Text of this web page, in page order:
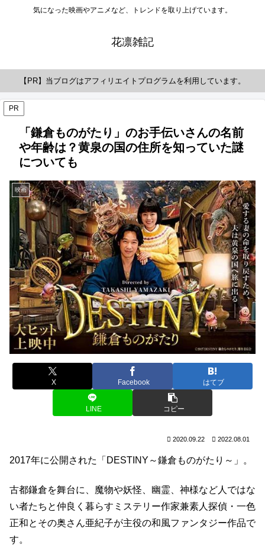
気になった映画やアニメなど、トレンドを取り上げています。
花凛雑記
【PR】当ブログはアフィリエイトプログラムを利用しています。
PR
「鎌倉ものがたり」のお手伝いさんの名前
や年齢は？黄泉の国の住所を知っていた謎
についても
映画
X Facebook はてブ
LINE コピー
2020.09.22 2022.08.01
2017年に公開された「DESTINY～鎌倉ものがたり～」。
古都鎌倉を舞台に、魔物や妖怪、幽霊、神様など人ではな
い者たちと仲良く暮らすミステリー作家兼素人探偵・一色
正和とその奥さん亜紀子が主役の和風ファンタジー作品で
す。